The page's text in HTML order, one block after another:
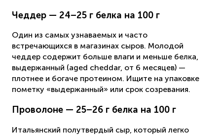
Чеддер — 24–25 г белка на 100 г
Один из самых узнаваемых и часто
встречающихся в магазинах сыров. Молодой
чеддер содержит больше влаги и меньше белка,
выдержанный (aged cheddar, от 6 месяцев) —
плотнее и богаче протеином. Ищите на упаковке
пометку «выдержанный» или срок созревания.
Проволоне — 25–26 г белка на 100 г
Итальянский полутвердый сыр, который легко